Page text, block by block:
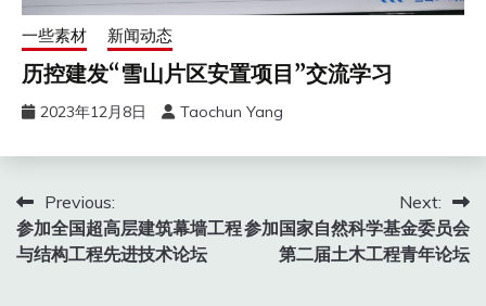
一些素材 新闻动态
历控建发“雪山片区安置项目”交流学习
2023年12月8日 Taochun Yang
文
章
Previous:
参加全国超高层建筑幕墙工程
与结构工程先进技术论坛
Next:
参加国家自然科学基金委员会
第二届土木工程青年论坛